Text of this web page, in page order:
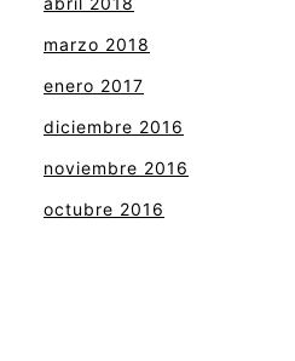
marzo 2018
enero 2017
diciembre 2016
noviembre 2016
octubre 2016